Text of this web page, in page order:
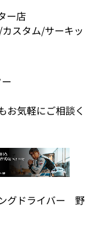
ー店
スタム/サーキッ
お気軽にご相談く
グドライバー 野